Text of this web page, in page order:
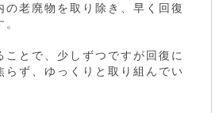
の老廃物を取り除き、早く回復
ことで、少しずつですが回復に
らず、ゆっくりと取り組んでい